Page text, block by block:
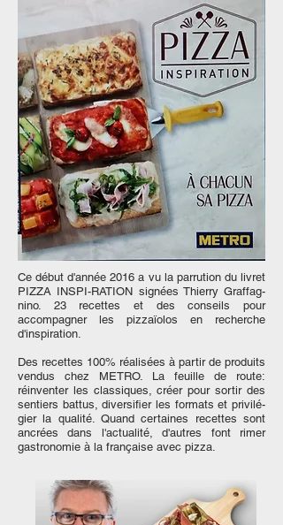
Ce début d'année 2016 a vu la parrution du livret
PIZZA INSPI-RATION signées Thierry Graffag-
nino. 23 recettes et des conseils pour
accompagner les pizzaïolos en recherche
d'inspiration.
Des recettes 100% réalisées à partir de produits
vendus chez METRO. La feuille de route:
réinventer les classiques, créer pour sortir des
sentiers battus, diversifier les formats et privilé-
gier la qualité. Quand certaines recettes sont
ancrées dans l'actualité, d'autres font rimer
gastronomie à la française avec pizza.